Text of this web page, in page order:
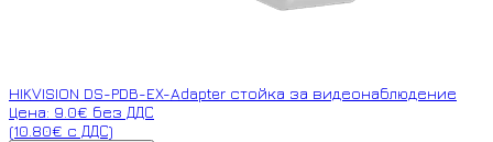
HIKVISION DS-PDB-EX-Adapter стойка за видеонаблюдение
Цена: 9.0€ без ДДС
(10.80€ с ДДС)